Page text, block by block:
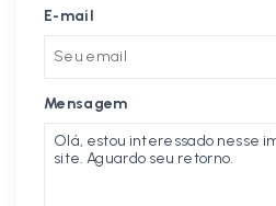
E-mail
Mensagem